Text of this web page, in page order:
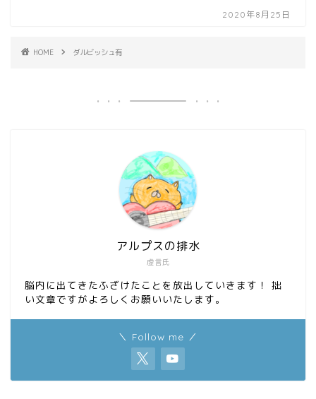
2020年8月25日
HOME ダルビッシュ有
虚言氏
アルプスの排水
脳内に出てきたふざけたことを放出していきます！ 拙
い文章ですがよろしくお願いいたします。
＼ Follow me ／